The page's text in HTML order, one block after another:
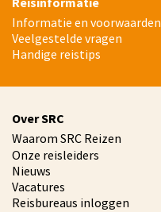
Informatie en voorwaarden
Veelgestelde vragen
Handige reistips
Over SRC
Waarom SRC Reizen
Onze reisleiders
Nieuws
Vacatures
Reisbureaus inloggen